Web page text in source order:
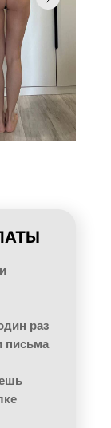
раз
письма